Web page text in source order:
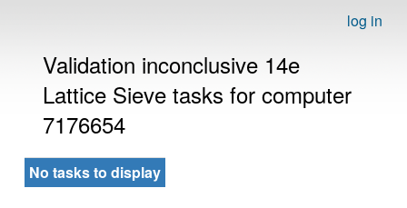
log in
Validation inconclusive 14e
Lattice Sieve tasks for computer
7176654
No tasks to display